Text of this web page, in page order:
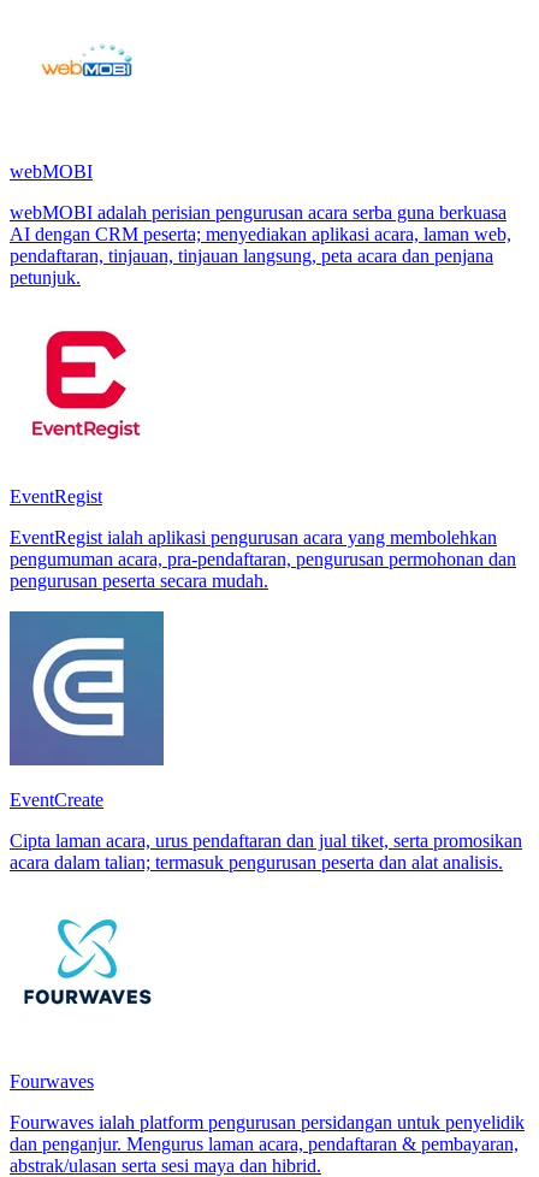
webMOBI
webMOBI adalah perisian pengurusan acara serba guna berkuasa
AI dengan CRM peserta; menyediakan aplikasi acara, laman web,
pendaftaran, tinjauan, tinjauan langsung, peta acara dan penjana
petunjuk.
EventRegist
EventRegist ialah aplikasi pengurusan acara yang membolehkan
pengumuman acara, pra-pendaftaran, pengurusan permohonan dan
pengurusan peserta secara mudah.
EventCreate
Cipta laman acara, urus pendaftaran dan jual tiket, serta promosikan
acara dalam talian; termasuk pengurusan peserta dan alat analisis.
Fourwaves
Fourwaves ialah platform pengurusan persidangan untuk penyelidik
dan penganjur. Mengurus laman acara, pendaftaran & pembayaran,
abstrak/ulasan serta sesi maya dan hibrid.